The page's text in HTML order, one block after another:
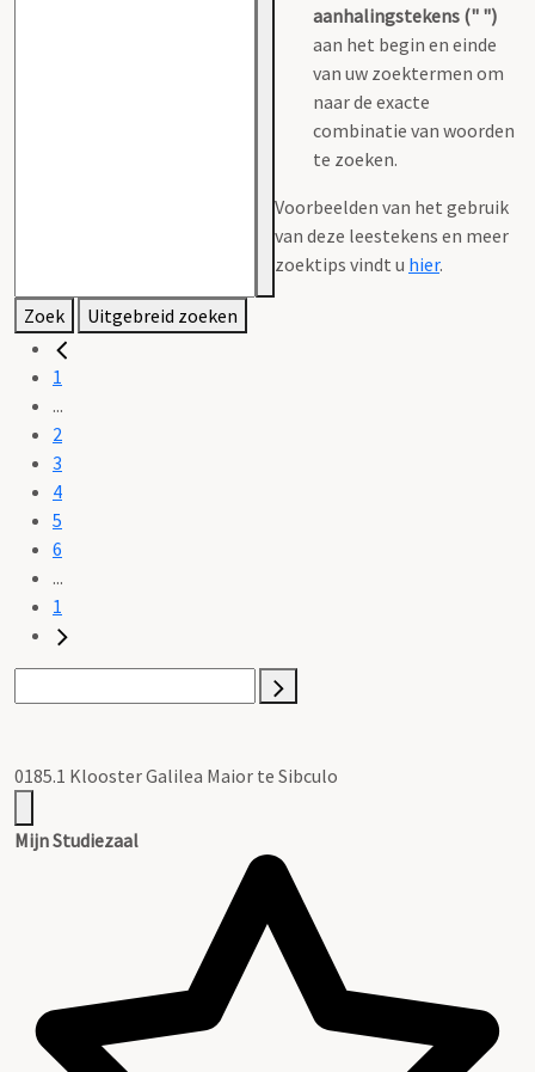
aanhalingstekens (" ")
aan het begin en einde
van uw zoektermen om
naar de exacte
combinatie van woorden
te zoeken.
Voorbeelden van het gebruik
van deze leestekens en meer
zoektips vindt u hier.
Zoek Uitgebreid zoeken
1
...
2
3
4
5
6
...
1
0185.1 Klooster Galilea Maior te Sibculo
Mijn Studiezaal